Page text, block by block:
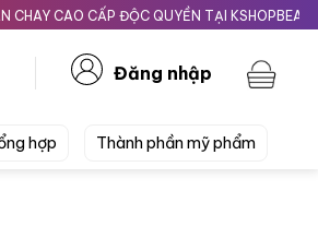
CAO CẤP ĐỘC QUYỀN TẠI KSHOPBEAUTY.VN
Đăng nhập
hợp Thành phần mỹ phẩm